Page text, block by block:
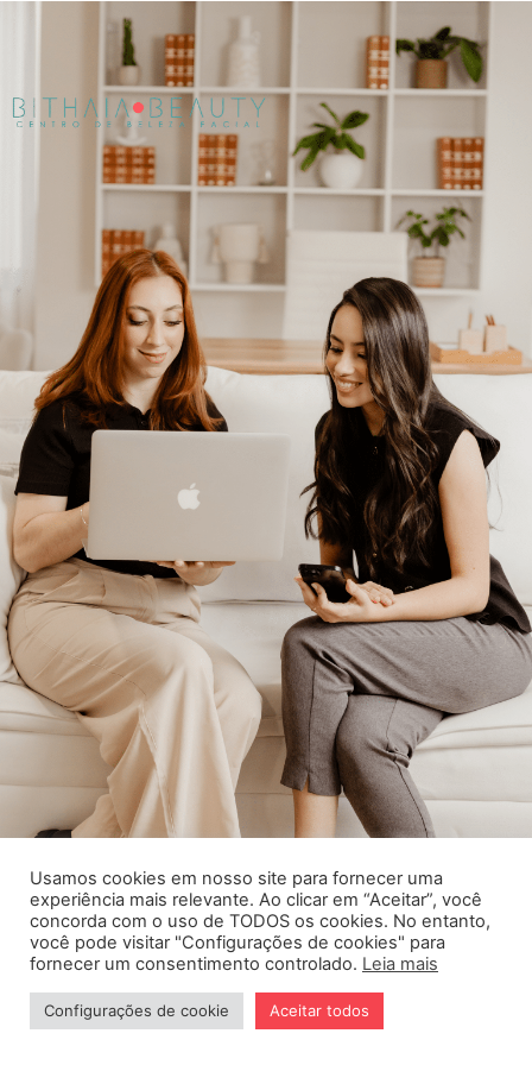
Cursos Procedimentos
Usamos cookies em nosso site para fornecer uma
experiência mais relevante. Ao clicar em “Aceitar”, você
concorda com o uso de TODOS os cookies. No entanto,
você pode visitar "Configurações de cookies" para
fornecer um consentimento controlado. Leia mais
Configurações de cookie Aceitar todos